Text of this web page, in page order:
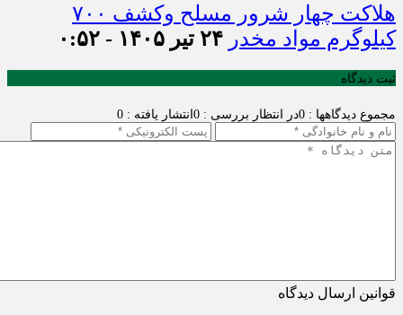
هلاکت چهار شرور مسلح وکشف ۷۰۰
کیلوگرم مواد مخدر ۲۴ تیر ۱۴۰۵ - ۰:۵۲
ثبت دیدگاه
مجموع دیدگاهها : 0 در انتظار بررسی : 0 انتشار یافته : 0
قوانین ارسال دیدگاه